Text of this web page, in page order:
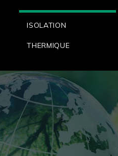
ISOLATION
THERMIQUE